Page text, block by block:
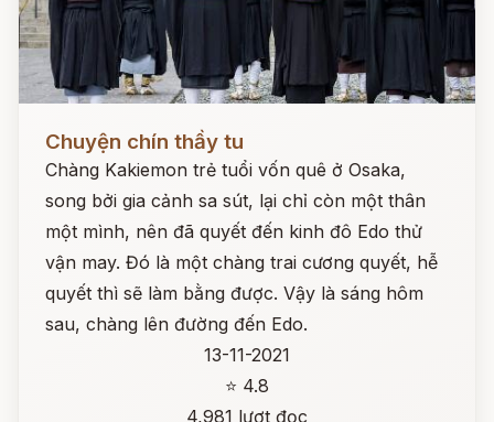
Chuyện chín thầy tu
Chàng Kakiemon trẻ tuổi vốn quê ở Osaka,
song bởi gia cảnh sa sút, lại chỉ còn một thân
một mình, nên đã quyết đến kinh đô Edo thử
vận may. Đó là một chàng trai cương quyết, hễ
quyết thì sẽ làm bằng được. Vậy là sáng hôm
sau, chàng lên đường đến Edo.
13-11-2021
⭐ 4.8
4,981 lượt đọc